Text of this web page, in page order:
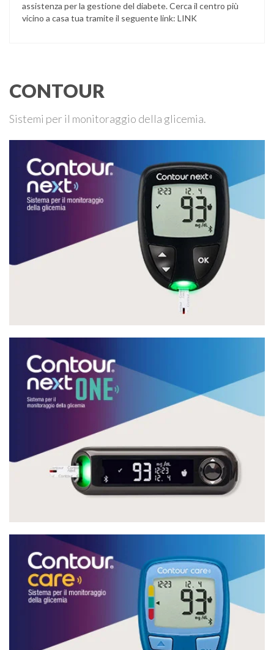
assistenza per la gestione del diabete. Cerca il centro più
vicino a casa tua tramite il seguente link: LINK
CONTOUR
Sistemi per il monitoraggio della glicemia.